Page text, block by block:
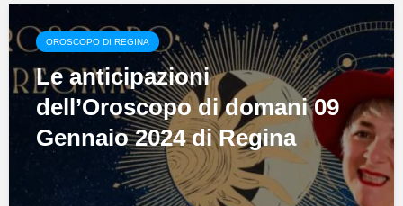
OROSCOPO DI REGINA
Le anticipazioni
dell’Oroscopo di domani 09
Gennaio 2024 di Regina